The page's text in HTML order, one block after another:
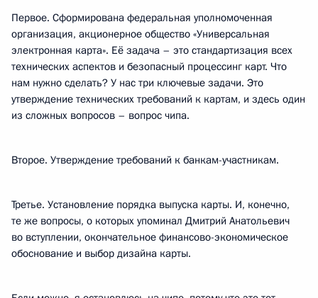
Первое. Сформирована федеральная уполномоченная
организация, акционерное общество «Универсальная
электронная карта». Её задача – это стандартизация всех
технических аспектов и безопасный процессинг карт. Что
нам нужно сделать? У нас три ключевые задачи. Это
утверждение технических требований к картам, и здесь один
из сложных вопросов – вопрос чипа.
Второе. Утверждение требований к банкам-участникам.
Третье. Установление порядка выпуска карты. И, конечно,
те же вопросы, о которых упоминал Дмитрий Анатольевич
во вступлении, окончательное финансово-экономическое
обоснование и выбор дизайна карты.